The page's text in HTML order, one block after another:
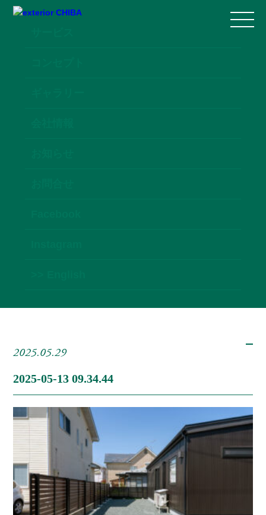
2025.05.29
2025-05-13 09.34.44